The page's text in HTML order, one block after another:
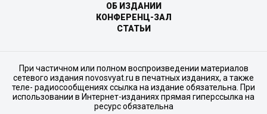
ОБ ИЗДАНИИ
КОНФЕРЕНЦ-ЗАЛ
СТАТЬИ
При частичном или полном воспроизведении материалов
сетевого издания novosvyat.ru в печатных изданиях, а также
теле- радиосообщениях ссылка на издание обязательна. При
использовании в Интернет-изданиях прямая гиперссылка на
ресурс обязательна